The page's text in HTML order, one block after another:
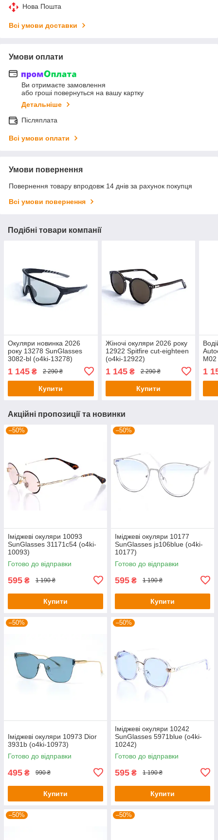
Нова Пошта
Всі умови доставки
Умови оплати
Ви отримаєте замовлення
або гроші повернуться на вашу картку
Детальніше
Післяплата
Всі умови оплати
Умови повернення
Повернення товару впродовж 14 днів за рахунок покупця
Всі умови повернення
Подібні товари компанії
Окуляри новинка 2026
року 13278 SunGlasses
3082-bl (o4ki-13278)
1 145 ₴ 2 290 ₴
Купити
Жіночі окуляри 2026 року
12922 Spitfire cut-eighteen
(o4ki-12922)
1 145₴ 2 290 ₴
Купити
1
Акційні пропозиції та новинки
–50%
Іміджеві окуляри 10093
SunGlasses 31171c54 (o4ki-
10093)
Готово до відправки
595 ₴ 1 190 ₴
Купити
–50%
Іміджеві окуляри 10177
SunGlasses js106blue (o4ki-
10177)
Готово до відправки
595 ₴ 1 190 ₴
Купити
–50%
Іміджеві окуляри 10973 Dior
3931b (o4ki-10973)
Готово до відправки
495 ₴ 990 ₴
Купити
–50%
Іміджеві окуляри 10242
SunGlasses 5971blue (o4ki-
10242)
Готово до відправки
595 ₴ 1 190 ₴
Купити
–50% –50%